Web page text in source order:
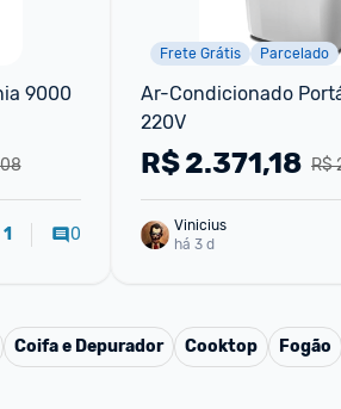
9000
1 0
Frete Grátis Parcelado
Ar-Condicionado
220V
R$
R$2.371,18
Vinicius
há 3 d
Coifa e Depurador Cooktop Fogão